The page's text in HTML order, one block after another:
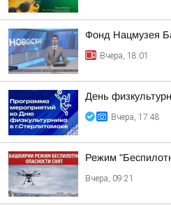
Фонд Нацмузея
Вчера, 18:01
День
Вчера, 17:48
Режим
Вчера, 09:21